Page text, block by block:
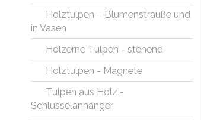
Holztulpen – Blumensträuße und
in Vasen
Hölzerne Tulpen - stehend
Holztulpen - Magnete
Tulpen aus Holz -
Schlüsselanhänger